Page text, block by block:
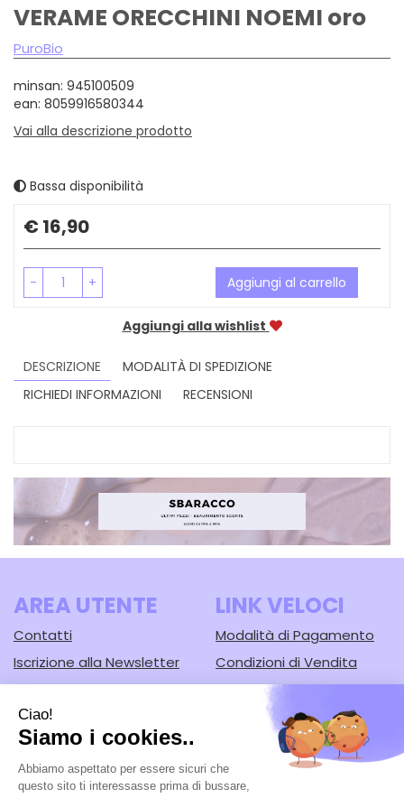
VERAME ORECCHINI NOEMI oro
PuroBio
minsan: 945100509
ean: 8059916580344
Vai alla descrizione prodotto
Bassa disponibilità
Prezzo
€ 16,90
- + Aggiungi al carrello
Aggiungi alla wishlist
DESCRIZIONE
MODALITÀ DI SPEDIZIONE
RICHIEDI INFORMAZIONI
RECENSIONI
AREA UTENTE
Contatti
Iscrizione alla Newsletter
Informativa Privacy
Cookie Policy
LINK VELOCI
Modalità di Pagamento
Condizioni di Vendita
Modalità di Spedizione e
Farmacia Lodi srl